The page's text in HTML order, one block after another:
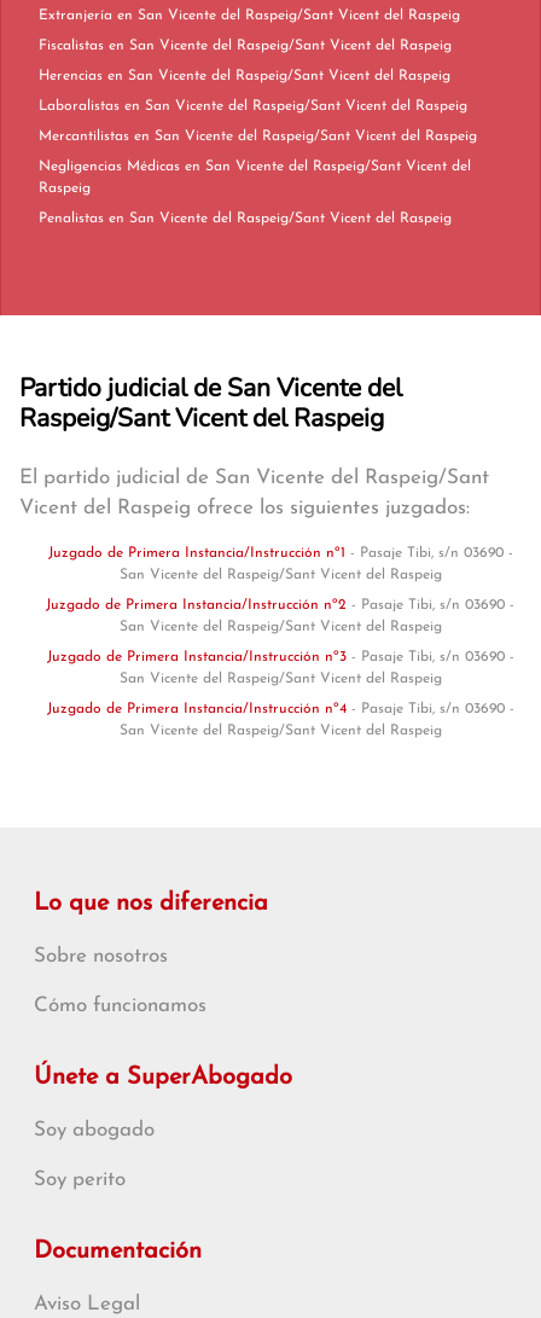
Extranjería en San Vicente del Raspeig/Sant Vicent del Raspeig
Fiscalistas en San Vicente del Raspeig/Sant Vicent del Raspeig
Herencias en San Vicente del Raspeig/Sant Vicent del Raspeig
Laboralistas en San Vicente del Raspeig/Sant Vicent del Raspeig
Mercantilistas en San Vicente del Raspeig/Sant Vicent del Raspeig
Negligencias Médicas en San Vicente del Raspeig/Sant Vicent del
Raspeig
Penalistas en San Vicente del Raspeig/Sant Vicent del Raspeig
Partido judicial de San Vicente del
Raspeig/Sant Vicent del Raspeig
El partido judicial de San Vicente del Raspeig/Sant
Vicent del Raspeig ofrece los siguientes juzgados:
Juzgado de Primera Instancia/Instrucción nº1 - Pasaje Tibi, s/n 03690 -
San Vicente del Raspeig/Sant Vicent del Raspeig
Juzgado de Primera Instancia/Instrucción nº2 - Pasaje Tibi, s/n 03690 -
San Vicente del Raspeig/Sant Vicent del Raspeig
Juzgado de Primera Instancia/Instrucción nº3 - Pasaje Tibi, s/n 03690 -
San Vicente del Raspeig/Sant Vicent del Raspeig
Juzgado de Primera Instancia/Instrucción nº4 - Pasaje Tibi, s/n 03690 -
San Vicente del Raspeig/Sant Vicent del Raspeig
Lo que nos diferencia
Sobre nosotros
Cómo funcionamos
Únete a SuperAbogado
Soy abogado
Soy perito
Documentación
Aviso Legal